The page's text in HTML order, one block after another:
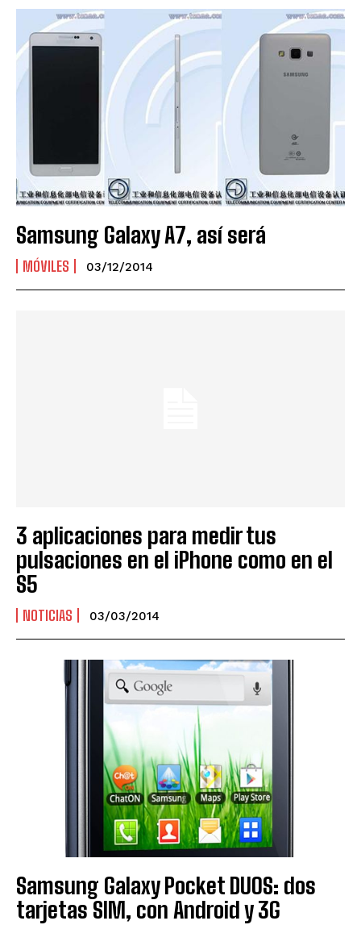
Samsung Galaxy A7, así será
MÓVILES 03/12/2014
3 aplicaciones para medir tus
pulsaciones en el iPhone como en el
S5
NOTICIAS 03/03/2014
Samsung Galaxy Pocket DUOS: dos
tarjetas SIM, con Android y 3G